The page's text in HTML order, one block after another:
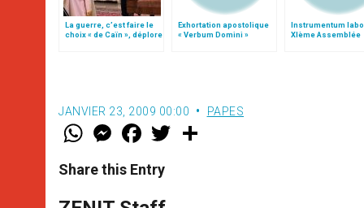
La guerre, c’est faire le
choix « de Caïn », déplore
Exhortation apostolique
« Verbum Domini »
Instrumentum
XIème Assemblée
JANVIER 23, 2009 00:00 PAPES
W
t
s
p
M
e
s
e
g
F
a
e
b
o
w
Share this Entry